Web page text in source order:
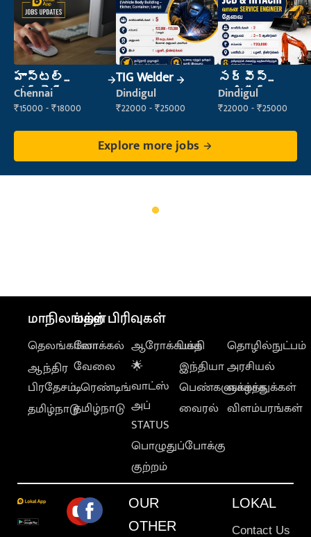
హాస్టల్
వార్డెన్
Chennai
₹15000 - ₹18000
TIG Welder
Dindigul
₹22000 - ₹25000
సర్వీస్
ఇంజినీర్
Dindigul
₹22000 - ₹25000
Explore more jobs
மாநிலங்கள்
தெலங்கானா
ஆந்திர
பிரதேசம்
தமிழ்நாடு
மற்ற பிரிவுகள்
லோக்கல்
வேலை
டிரெண்டிங்
தமிழ்நாடு
ஆரோக்கியம்
🌟
வாட்ஸ்
அப்
STATUS
பொழுதுப்போக்கு
குற்றம்
பக்தி
இந்தியா
பெண்களுக்காக
வைரல்
தொழில்நுட்பம்
அரசியல்
வாழ்த்துக்கள்
விளம்பரங்கள்
OUR
OTHER
LOKAL
Contact Us